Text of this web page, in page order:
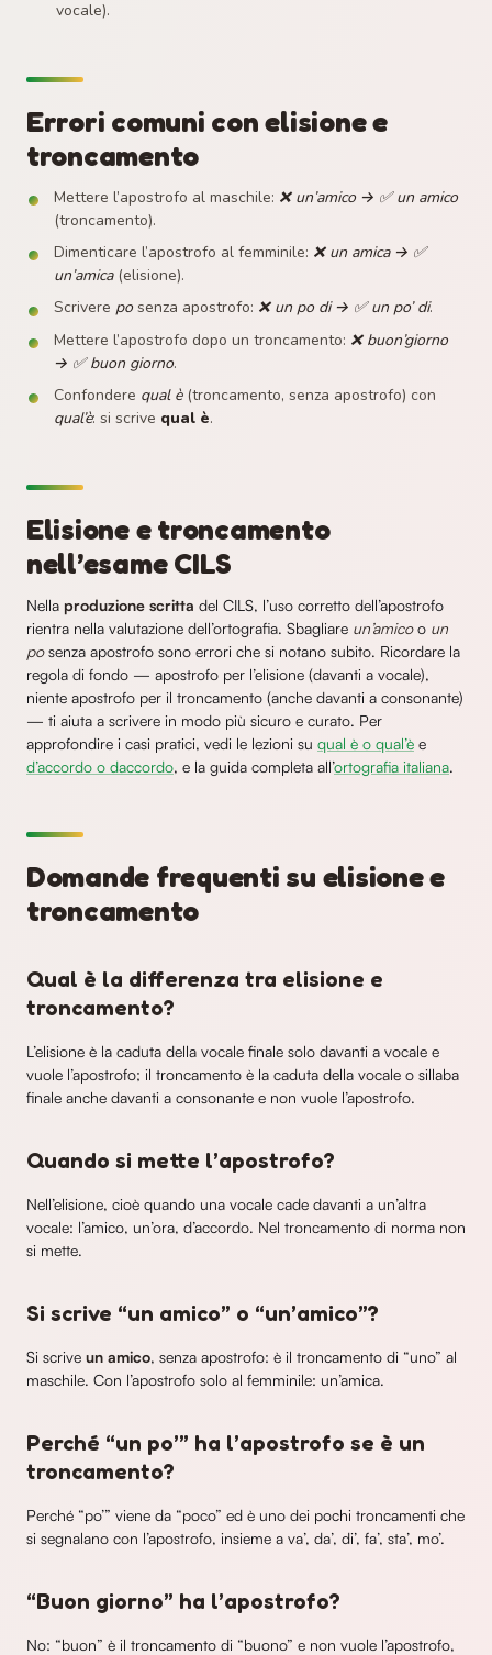
vocale).
Errori comuni con elisione e
troncamento
Mettere l’apostrofo al maschile: ❌ un’amico → ✅ un amico
(troncamento).
Dimenticare l’apostrofo al femminile: ❌ un amica → ✅
un’amica(elisione).
Scrivere posenza apostrofo: ❌ un po di → ✅ un po’ di.
Mettere l’apostrofo dopo un troncamento: ❌ buon’giorno
→ ✅ buon giorno.
Confondere qual è(troncamento, senza apostrofo) con
qual’è: si scrive qual è.
Elisione e troncamento
nell’esame CILS
Nella produzione scritta del CILS, l’uso corretto dell’apostrofo
rientra nella valutazione dell’ortografia. Sbagliare un’amicoo un
posenza apostrofo sono errori che si notano subito. Ricordare la
regola di fondo — apostrofo per l’elisione (davanti a vocale),
niente apostrofo per il troncamento (anche davanti a consonante)
— ti aiuta a scrivere in modo più sicuro e curato. Per
approfondire i casi pratici, vedi le lezioni su qual è o qual’è e
d’accordo o daccordo, e la guida completa all’ortografia italiana.
Domande frequenti su elisione e
troncamento
Qual è la differenza tra elisione e
troncamento?
L’elisione è la caduta della vocale finale solo davanti a vocale e
vuole l’apostrofo; il troncamento è la caduta della vocale o sillaba
finale anche davanti a consonante e non vuole l’apostrofo.
Quando si mette l’apostrofo?
Nell’elisione, cioè quando una vocale cade davanti a un’altra
vocale: l’amico, un’ora, d’accordo. Nel troncamento di norma non
si mette.
Si scrive “un amico” o “un’amico”?
Si scrive un amico, senza apostrofo: è il troncamento di “uno” al
maschile. Con l’apostrofo solo al femminile: un’amica.
Perché “un po’” ha l’apostrofo se è un
troncamento?
Perché “po’” viene da “poco” ed è uno dei pochi troncamenti che
si segnalano con l’apostrofo, insieme a va’, da’, di’, fa’, sta’, mo’.
“Buon giorno” ha l’apostrofo?
No: “buon” è il troncamento di “buono” e non vuole l’apostrofo,